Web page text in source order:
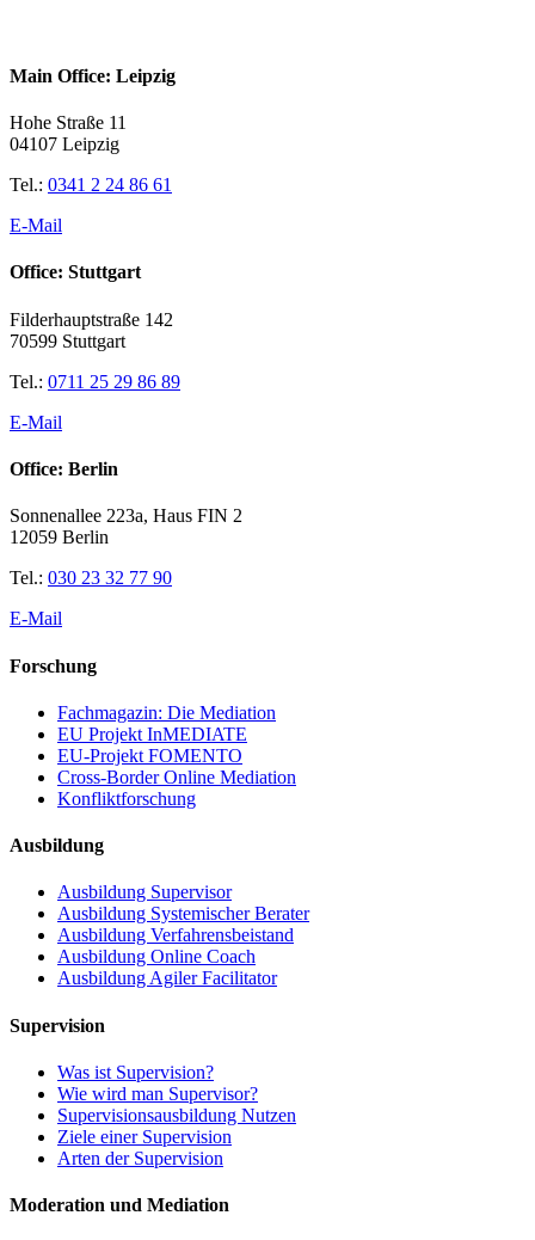
Main Office: Leipzig
Hohe Straße 11
04107 Leipzig
Tel.: 0341 2 24 86 61
E-Mail
Office: Stuttgart
Filderhauptstraße 142
70599 Stuttgart
Tel.: 0711 25 29 86 89
E-Mail
Office: Berlin
Sonnenallee 223a, Haus FIN 2
12059 Berlin
Tel.: 030 23 32 77 90
E-Mail
Forschung
Fachmagazin: Die Mediation
EU Projekt InMEDIATE
EU-Projekt FOMENTO
Cross-Border Online Mediation
Konfliktforschung
Ausbildung
Ausbildung Supervisor
Ausbildung Systemischer Berater
Ausbildung Verfahrensbeistand
Ausbildung Online Coach
Ausbildung Agiler Facilitator
Supervision
Was ist Supervision?
Wie wird man Supervisor?
Supervisionsausbildung Nutzen
Ziele einer Supervision
Arten der Supervision
Moderation und Mediation